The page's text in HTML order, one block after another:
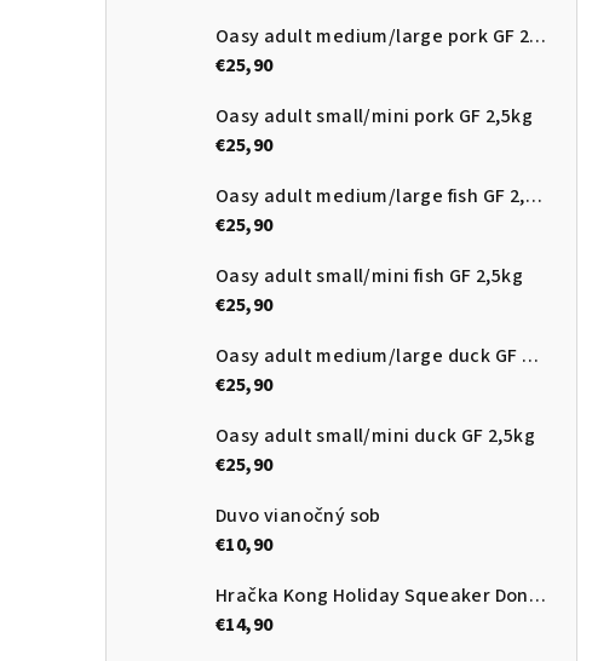
Oasy adult medium/large pork GF 2,5kg
€25,90
Oasy adult small/mini pork GF 2,5kg
€25,90
Oasy adult medium/large fish GF 2,5kg
€25,90
Oasy adult small/mini fish GF 2,5kg
€25,90
Oasy adult medium/large duck GF 2,5kg
€25,90
Oasy adult small/mini duck GF 2,5kg
€25,90
Duvo vianočný sob
€10,90
Hračka Kong Holiday Squeaker Donut
€14,90